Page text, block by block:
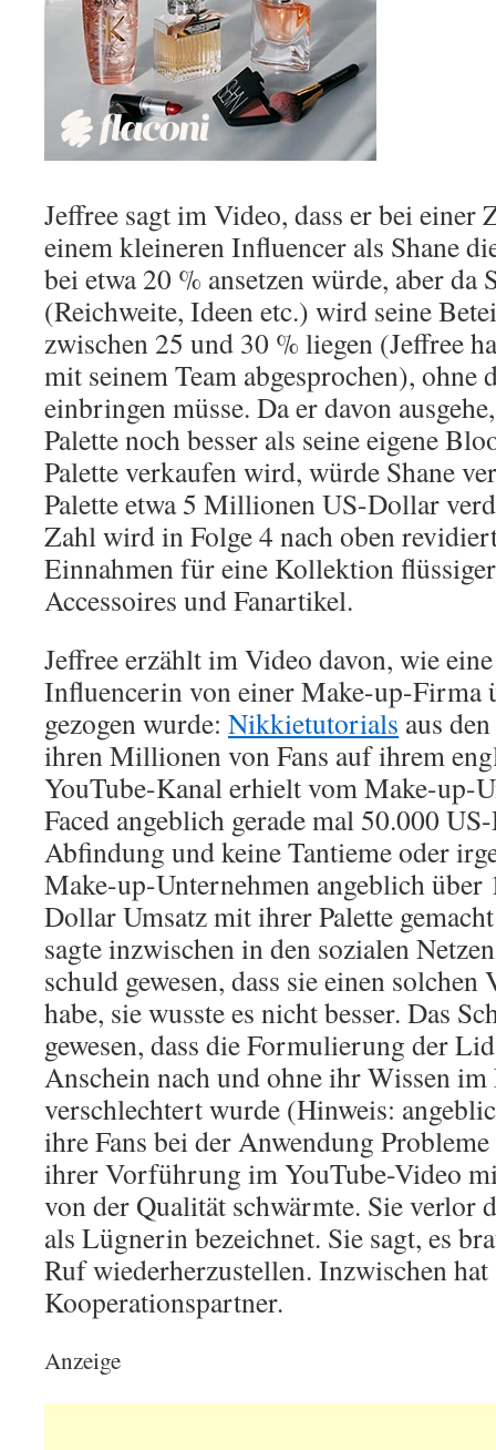
Jeffree sagt im Video, dass er bei einer
einem kleineren Influencer als Shane
bei etwa 20 % ansetzen würde, aber
(Reichweite, Ideen etc.) wird seine
zwischen 25 und 30 % liegen (Jeffree
mit seinem Team abgesprochen), ohne
einbringen müsse. Da er davon
Palette noch besser als seine eigene
Palette verkaufen wird, würde Shane
Palette etwa 5 Millionen US-Dollar
Zahl wird in Folge 4 nach oben
Einnahmen für eine Kollektion
Accessoires und Fanartikel.
Jeffree erzählt im Video davon, wie
Influencerin von einer Make-up-Firma
gezogen wurde: Nikkietutorials aus
ihren Millionen von Fans auf ihrem
YouTube-Kanal erhielt vom Make-up-
Faced angeblich gerade mal 50.000
Abfindung und keine Tantieme oder
Make-up-Unternehmen angeblich
Dollar Umsatz mit ihrer Palette
sagte inzwischen in den sozialen
schuld gewesen, dass sie einen
habe, sie wusste es nicht besser. Das
gewesen, dass die Formulierung der
Anschein nach und ohne ihr Wissen
verschlechtert wurde (Hinweis:
ihre Fans bei der Anwendung
ihrer Vorführung im YouTube-Video
von der Qualität schwärmte. Sie verlor
als Lügnerin bezeichnet. Sie sagt, es
Ruf wiederherzustellen. Inzwischen hat
Kooperationspartner.
Anzeige